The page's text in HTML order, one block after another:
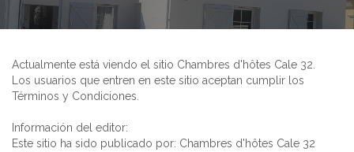
Actualmente está viendo el sitio Chambres d'hôtes Cale 32.
Los usuarios que entren en este sitio aceptan cumplir los
Términos y Condiciones.
Información del editor:
Este sitio ha sido publicado por: Chambres d'hôtes Cale 32